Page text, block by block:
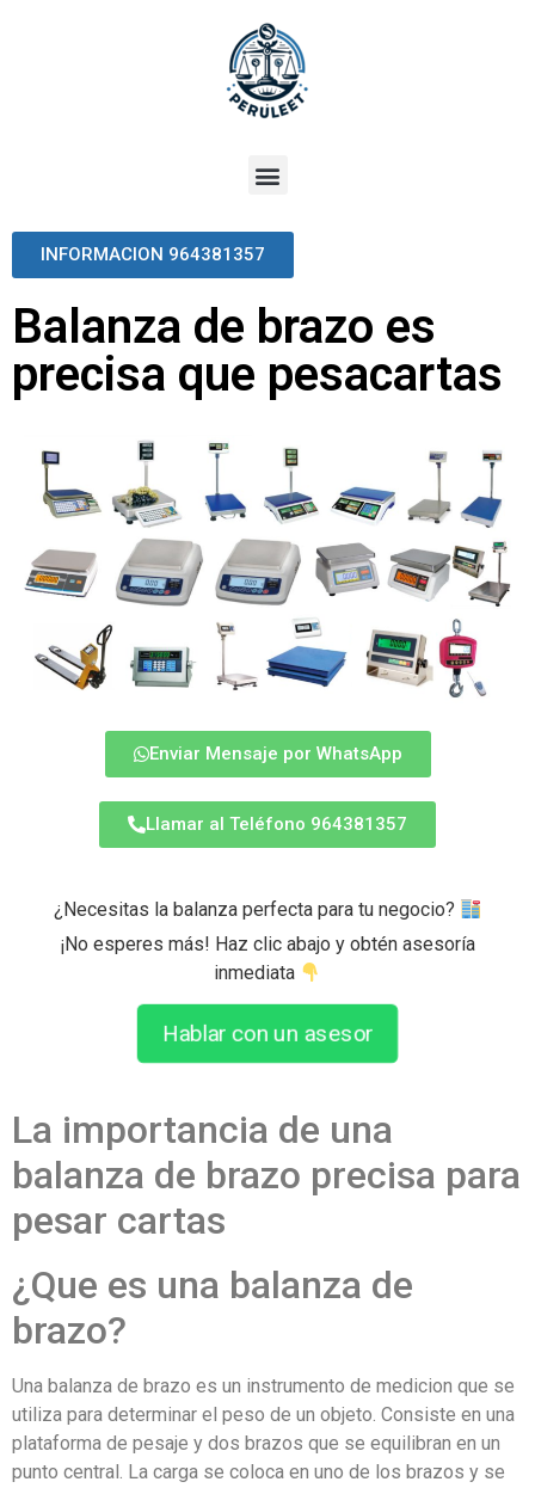
INFORMACION 964381357
Balanza de brazo es
precisa que pesacartas
Enviar Mensaje por WhatsApp
Llamar al Teléfono 964381357
¿Necesitas la balanza perfecta para tu negocio?
¡No esperes más! Haz clic abajo y obtén asesoría
inmediata
Hablar con un asesor
La importancia de una
balanza de brazo precisa para
pesar cartas
¿Que es una balanza de
brazo?
Una balanza de brazo es un instrumento de medicion que se
utiliza para determinar el peso de un objeto. Consiste en una
plataforma de pesaje y dos brazos que se equilibran en un
punto central. La carga se coloca en uno de los brazos y se